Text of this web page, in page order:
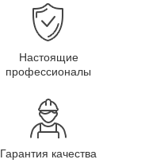
Настоящие
профессионалы
Гарантия качества